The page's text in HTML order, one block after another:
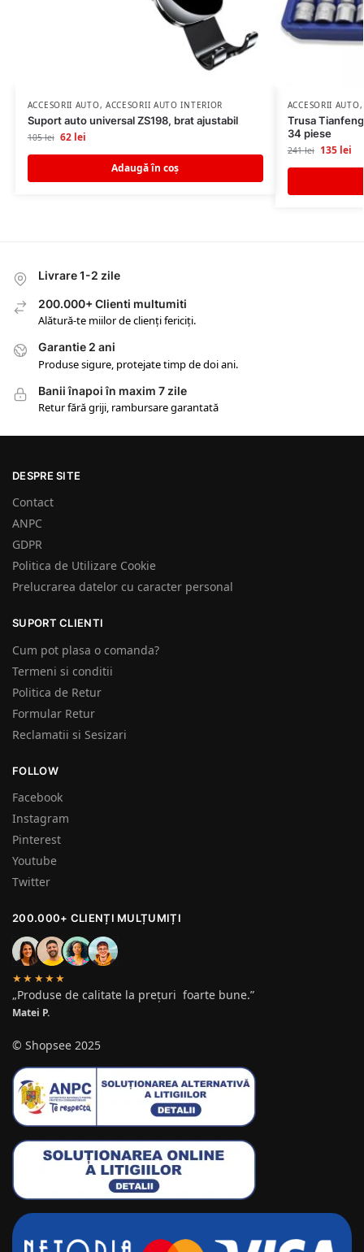
ACCESORII AUTO, ACCESORII AUTO INTERIOR
Suport auto universal ZS198, brat ajustabil
105lei 62 lei
Adaugă în coș
ACCESORII AUTO
Trusa
34 piese
241lei 135 lei
Livrare 1-2 zile
200.000+ Clienti multumiti
Alătură-te miilor de clienți fericiți.
Garantie 2 ani
Produse sigure, protejate timp de doi ani.
Banii înapoi în maxim 7 zile
Retur fără griji, rambursare garantată
DESPRE SITE
Contact
ANPC
GDPR
Politica de Utilizare Cookie
Prelucrarea datelor cu caracter personal
SUPORT CLIENTI
Cum pot plasa o comanda?
Termeni si conditii
Politica de Retur
Formular Retur
Reclamatii si Sesizari
FOLLOW
Facebook
Instagram
Pinterest
Youtube
Twitter
200.000+ CLIENȚI MULȚUMIȚI
★★★★★
„Produse de calitate la prețuri foarte bune.”
Matei P.
© Shopsee 2025